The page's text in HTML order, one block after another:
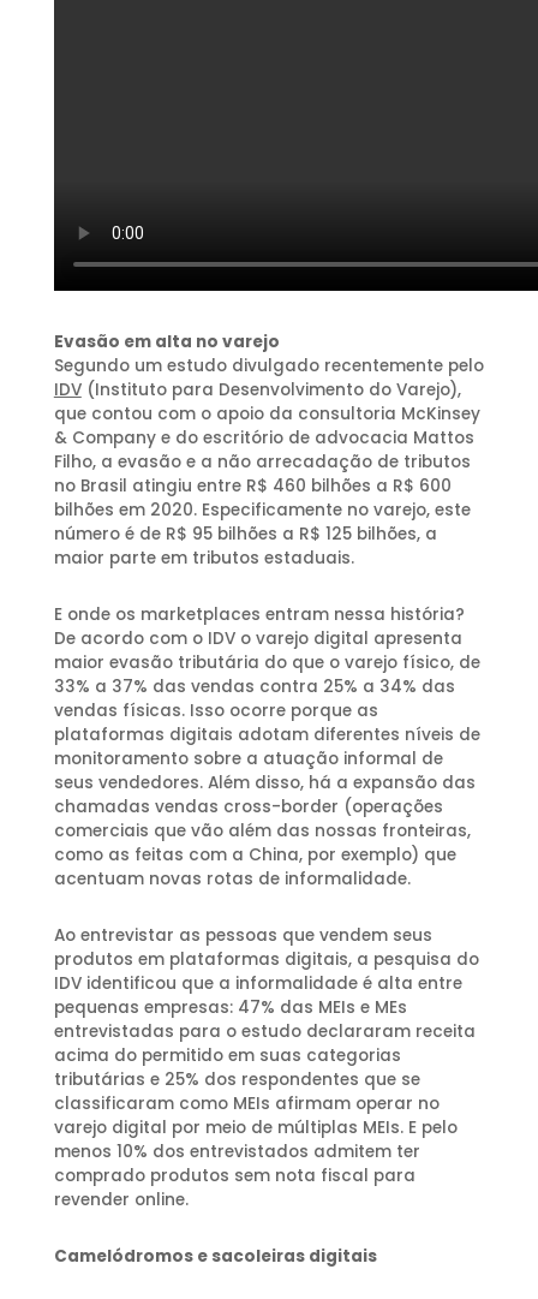
Evasão em alta no varejo
Segundo um estudo divulgado recentemente pelo
IDV(Instituto para Desenvolvimento do Varejo),
que contou com o apoio da consultoria McKinsey
& Company e do escritório de advocacia Mattos
Filho, a evasão e a não arrecadação de tributos
no Brasil atingiu entre R$ 460 bilhões a R$ 600
bilhões em 2020. Especificamente no varejo, este
número é de R$ 95 bilhões a R$ 125 bilhões, a
maior parte em tributos estaduais.
E onde os marketplaces entram nessa história?
De acordo com o IDV o varejo digital apresenta
maior evasão tributária do que o varejo físico, de
33% a 37% das vendas contra 25% a 34% das
vendas físicas. Isso ocorre porque as
plataformas digitais adotam diferentes níveis de
monitoramento sobre a atuação informal de
seus vendedores. Além disso, há a expansão das
chamadas vendas cross-border (operações
comerciais que vão além das nossas fronteiras,
como as feitas com a China, por exemplo) que
acentuam novas rotas de informalidade.
Ao entrevistar as pessoas que vendem seus
produtos em plataformas digitais, a pesquisa do
IDV identificou que a informalidade é alta entre
pequenas empresas: 47% das MEIs e MEs
entrevistadas para o estudo declararam receita
acima do permitido em suas categorias
tributárias e 25% dos respondentes que se
classificaram como MEIs afirmam operar no
varejo digital por meio de múltiplas MEIs. E pelo
menos 10% dos entrevistados admitem ter
comprado produtos sem nota fiscal para
revender online.
Camelódromos e sacoleiras digitais